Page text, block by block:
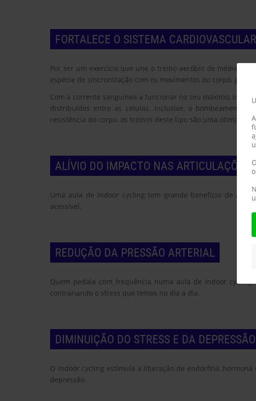
FORTALECE O SISTEMA
Por ser um exercício que une o treino aeróbio de média e
espécie de sincronização com os movimentos do corpo,
Com a corrente sanguínea a funcionar no seu máximo, os
distribuídos entre as células. Inclusive, o bombeamento
resistência do corpo, os treinos deste tipo são uma ótima
ALÍVIO DO IMPACTO NAS ARTICULAÇÕES
Uma aula de indoor cycling tem grande benefício de
acessível.
REDUÇÃO DA PRESSÃO ARTERIAL
Quem pedala com frequência numa aula de indoor
contrariando o stress que temos no dia a dia.
DIMINUIÇÃO DO STRESS E DA DEPRESSÃO
O indoor cycling estimula a liberação de endorfina,
depressão.